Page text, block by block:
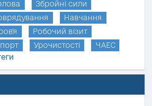
Збройні сили
Навчання
Робочий візит
Урочистості
ЧАЕС